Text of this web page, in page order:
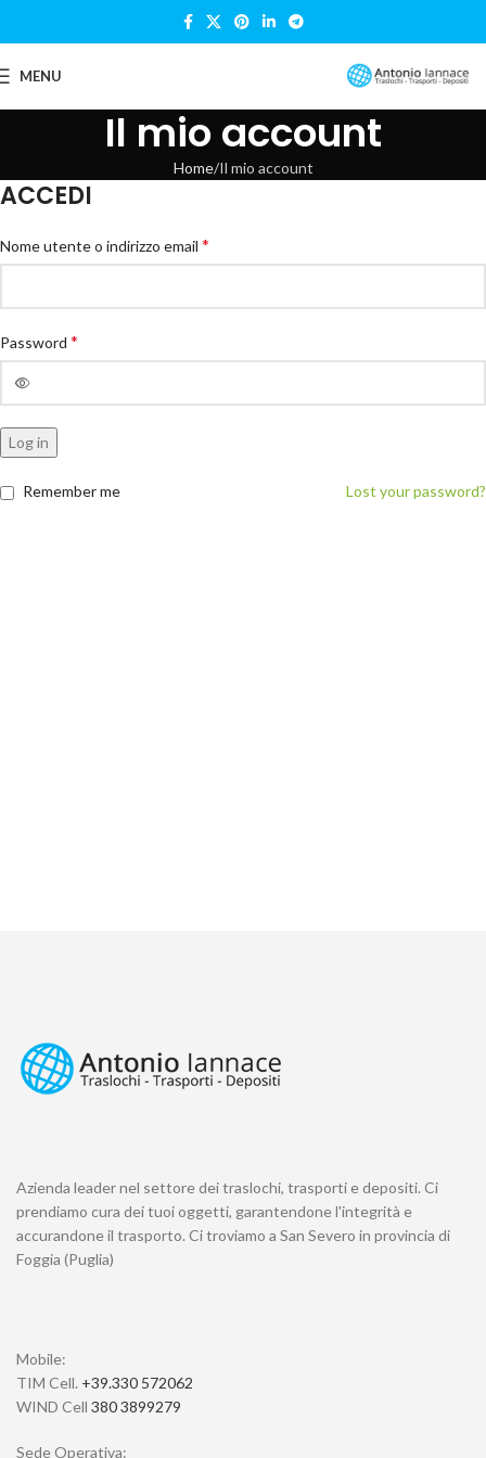
MENU
Il mio account
Home Il mio account
ACCEDI
Nome utente o indirizzo email *
Password *
Log in
Lost your password?
Remember me
Azienda leader nel settore dei traslochi, trasporti e depositi. Ci
prendiamo cura dei tuoi oggetti, garantendone l'integrità e
accurandone il trasporto. Ci troviamo a San Severo in provincia di
Foggia (Puglia)
Mobile:
TIM Cell. +39.330 572062
WIND Cell 380 3899279
Sede Operativa: